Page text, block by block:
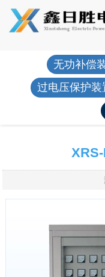
无功补偿
过电压保护装